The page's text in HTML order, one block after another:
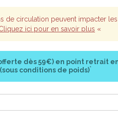
de circulation peuvent impacter
ici pour en savoir plus «
dès 59€) en point retrait
(sous conditions de poids)*